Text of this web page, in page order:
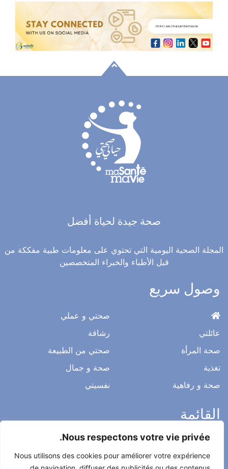
Nous respectons votre vie privée.
Nous utilisons des cookies pour améliorer votre expérience
صحة جيدة لحياة أفضل
المجلة الصحية اليومية التي تحتوي على معلومات طبية مفككة من
قبل الأطباء والخبراء المتخصصين
وصول سريع
عائلتي
صحة المرأة
تغذية
صحة و رفاهية
صحتي و عملي
رشاقة
صحتي من الطبيعة
صحة و جمال
نفسيتي
القائمة
ميثاق التحرير
الخصوصية